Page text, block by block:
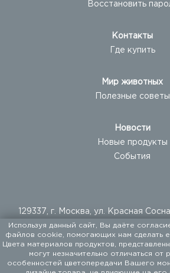
Восстановить
Контакты
Где купить
Мир животных
Полезные советы
Новости
Новые продукты
События
129337, г. Москва, ул. Красная
+ 7 (495) 960-20-
+ 7 (495) 122-25-
ООО «ФАЛКОН ПЕТ». Мы
Используя данный сайт, Вы даёте
файлов cookie, помогающих нам сделать
Цвета материалов продуктов,
могут незначительно отличаться от
особенностей цветопередачи Вашего